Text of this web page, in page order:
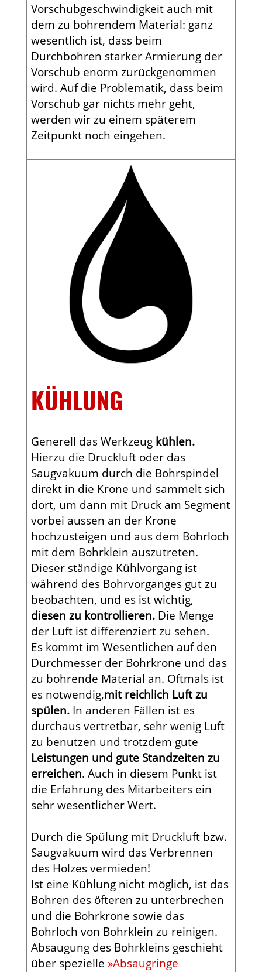
Vorschubgeschwindigkeit auch mit
dem zu bohrendem Material: ganz
wesentlich ist, dass beim
Durchbohren starker Armierung der
Vorschub enorm zurückgenommen
wird. Auf die Problematik, dass beim
Vorschub gar nichts mehr geht,
werden wir zu einem späterem
Zeitpunkt noch eingehen.
KÜHLUNG
Generell das Werkzeug kühlen.
Hierzu die Druckluft oder das
Saugvakuum durch die Bohrspindel
direkt in die Krone und sammelt sich
dort, um dann mit Druck am Segment
vorbei aussen an der Krone
hochzusteigen und aus dem Bohrloch
mit dem Bohrklein auszutreten.
Dieser ständige Kühlvorgang ist
während des Bohrvorganges gut zu
beobachten, und es ist wichtig,
diesen zu kontrollieren.Die Menge
der Luft ist differenziert zu sehen.
Es kommt im Wesentlichen auf den
Durchmesser der Bohrkrone und das
zu bohrende Material an. Oftmals ist
es notwendig,mit reichlich Luft zu
spülen.In anderen Fällen ist es
durchaus vertretbar, sehr wenig Luft
zu benutzen und trotzdem gute
Leistungen und gute Standzeiten zu
erreichen. Auch in diesem Punkt ist
die Erfahrung des Mitarbeiters ein
sehr wesentlicher Wert.
Durch die Spülung mit Druckluft bzw.
Saugvakuum wird das Verbrennen
des Holzes vermieden!
Ist eine Kühlung nicht möglich, ist das
Bohren des öfteren zu unterbrechen
und die Bohrkrone sowie das
Bohrloch von Bohrklein zu reinigen.
Absaugung des Bohrkleins geschieht
über spezielle »Absaugringe